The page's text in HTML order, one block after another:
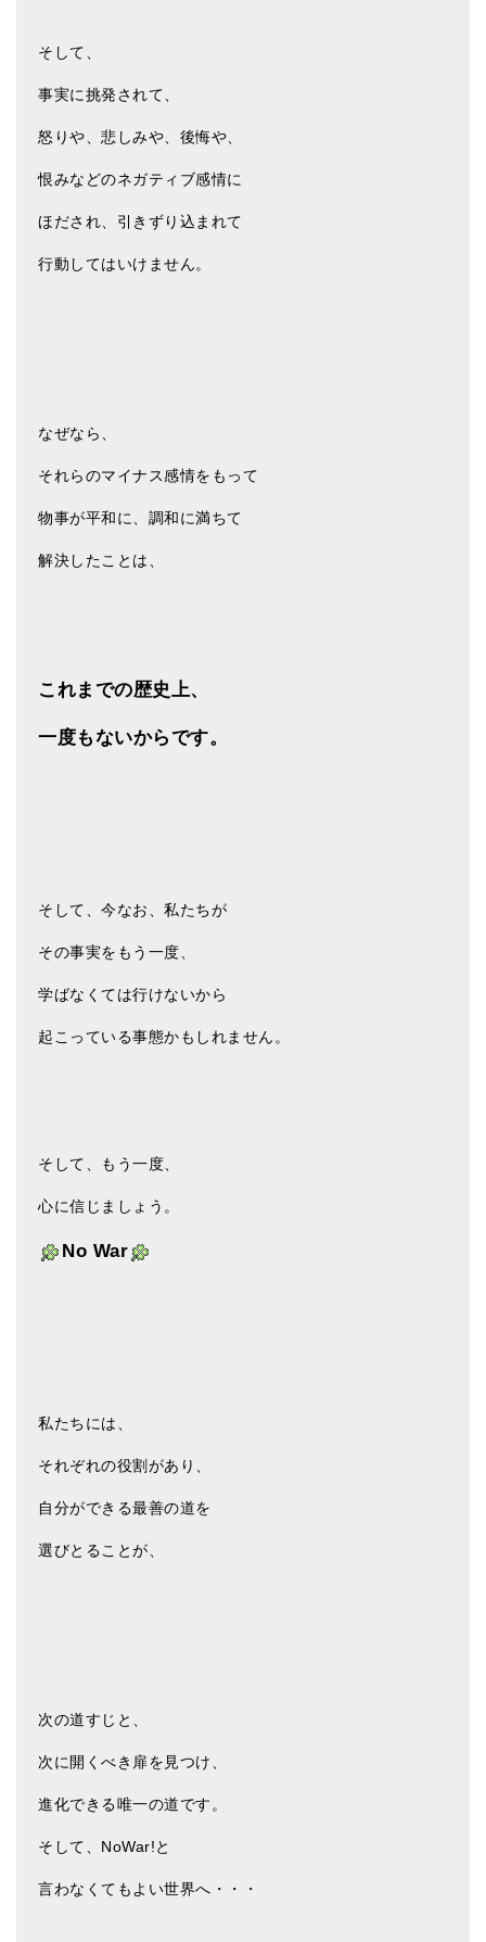
そして、
事実に挑発されて、
怒りや、悲しみや、後悔や、
恨みなどのネガティブ感情に
ほだされ、引きずり込まれて
行動してはいけません。
なぜなら、
それらのマイナス感情をもって
物事が平和に、調和に満ちて
解決したことは、
これまでの歴史上、
一度もないからです。
そして、今なお、私たちが
その事実をもう一度、
学ばなくては行けないから
起こっている事態かもしれません。
そして、もう一度、
心に信じましょう。
No War
私たちには、
それぞれの役割があり、
自分ができる最善の道を
選びとることが、
次の道すじと、
次に開くべき扉を見つけ、
進化できる唯一の道です。
そして、NoWar!と
言わなくてもよい世界へ・・・